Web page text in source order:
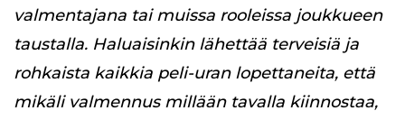
valmentajana tai muissa rooleissa joukkueen
taustalla. Haluaisinkin lähettää terveisiä ja
rohkaista kaikkia peli-uran lopettaneita, että
mikäli valmennus millään tavalla kiinnostaa,